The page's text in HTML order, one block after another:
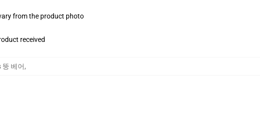
from the product photo
received
뚱 베어,